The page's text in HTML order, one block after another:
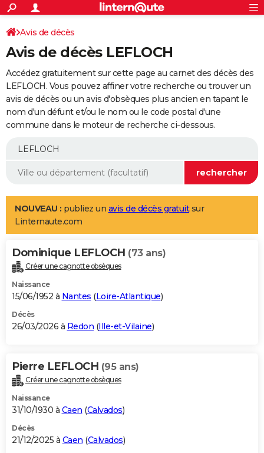
ACTUALITÉS
Politique
Société
Faits Divers
Education
Monde
Villes
+
SPORT
Coupe du monde 2026
Football
Tennis
Cyclisme
Rugby
Forum
Programme TV
TNTStreaming
Cinéma
Sorties cinéma
Musique
+FINANCE
Retraite
Epargne
Immobilier
Risques naturels par ville
Banque
Assurance
AUTO
Essais
Réserver un essai
Citadines
Berlines
SUV
Forum auto
+
Mobiles
Meilleur smartphone
Internet
Ordinateurs
Jeux vidéo
Guide high-tech
Aménagement intérieur
LIFESTYLE
Art de vivre
Bien-être
Loisirs
Mode
Modes de vie
Alimentation
Guide de la santé
Maladies
Médicaments
Sommeil
VOYAGE
Destinations
City break
Voyage nature
Voyage de noces
Forum
Climat
+PHOTO
GUIDES D'ACHAT
BONS PLANS
Carte de Noël
Carte Bonne année
Carte Saint-Valentin
Carte Pâques
Carte d'anniversaire
DICTIONNAIRE
Dictionnaire
Biographies
Citations
Expressions
Proverbes
PROGRAMME TV
S'inscrire
Se connecter
Lycées
Collèges
Primaires
Universités
Entreprises
Service militaire
Avis de recherche
AVIS DE DÉCÈS
Avis de décès
Avis de décès LEFLOCH
Accédez gratuitement sur cette page au carnet des décès des
LEFLOCH. Vous pouvez affiner votre recherche ou trouver un
avis de décès ou un avis d'obsèques plus ancien en tapant le
nom d'un défunt et/ou le nom ou le code postal d'une
commune dans le moteur de recherche ci-dessous.
NOUVEAU : publiez un avis de décès gratuitsur
Linternaute.com
Dominique LEFLOCH (73 ans)
Créer une cagnotte obsèques
Naissance
15/06/1952 à Nantes (Loire-Atlantique)
Décès
26/03/2026 à Redon (Ille-et-Vilaine)
Pierre LEFLOCH (95 ans)
Créer une cagnotte obsèques
Naissance
31/10/1930 à Caen (Calvados)
Décès
21/12/2025 à Caen (Calvados)